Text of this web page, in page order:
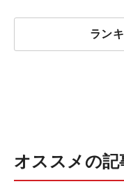
ラン
オススメの記